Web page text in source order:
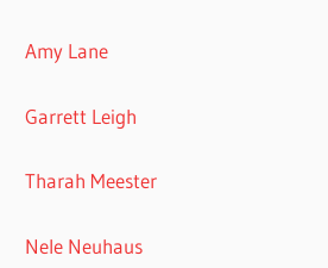
Amy Lane
Garrett Leigh
Tharah Meester
Nele Neuhaus